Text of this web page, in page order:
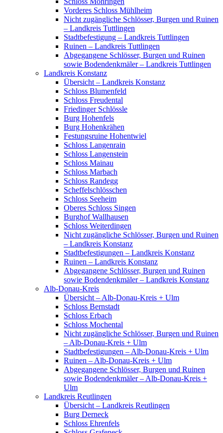
Vorderes Schloss Mühlheim
Nicht zugängliche Schlösser, Burgen und Ruinen
– Landkreis Tuttlingen
Stadtbefestigung – Landkreis Tuttlingen
Ruinen – Landkreis Tuttlingen
Abgegangene Schlösser, Burgen und Ruinen
sowie Bodendenkmäler – Landkreis Tuttlingen
Landkreis Konstanz
Übersicht – Landkreis Konstanz
Schloss Blumenfeld
Schloss Freudental
Friedinger Schlössle
Burg Hohenfels
Burg Hohenkrähen
Festungsruine Hohentwiel
Schloss Langenrain
Schloss Langenstein
Schloss Mainau
Schloss Marbach
Schloss Randegg
Scheffelschlösschen
Schloss Seeheim
Oberes Schloss Singen
Burghof Wallhausen
Schloss Weiterdingen
Nicht zugängliche Schlösser, Burgen und Ruinen
– Landkreis Konstanz
Stadtbefestigungen – Landkreis Konstanz
Ruinen – Landkreis Konstanz
Abgegangene Schlösser, Burgen und Ruinen
sowie Bodendenkmäler – Landkreis Konstanz
Alb-Donau-Kreis
Übersicht – Alb-Donau-Kreis + Ulm
Schloss Bernstadt
Schloss Erbach
Schloss Mochental
Nicht zugängliche Schlösser, Burgen und Ruinen
– Alb-Donau-Kreis + Ulm
Stadtbefestigungen – Alb-Donau-Kreis + Ulm
Ruinen – Alb-Donau-Kreis + Ulm
Abgegangene Schlösser, Burgen und Ruinen
sowie Bodendenkmäler – Alb-Donau-Kreis +
Ulm
Landkreis Reutlingen
Übersicht – Landkreis Reutlingen
Burg Derneck
Schloss Ehrenfels